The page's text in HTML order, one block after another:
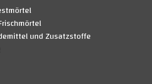
und Zusatzstoffe